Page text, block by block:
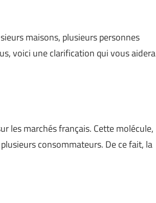
maisons, plusieurs personnes
voici une clarification qui vous aidera
les marchés français. Cette molécule,
consommateurs. De ce fait, la